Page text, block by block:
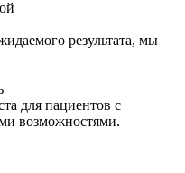
результата, мы
для пациентов с
возможностями.